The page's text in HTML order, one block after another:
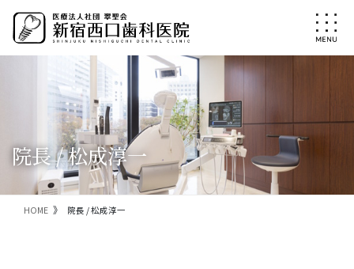
ン
ー
院長 / 松成淳一
HOME 院長 / 松成淳一